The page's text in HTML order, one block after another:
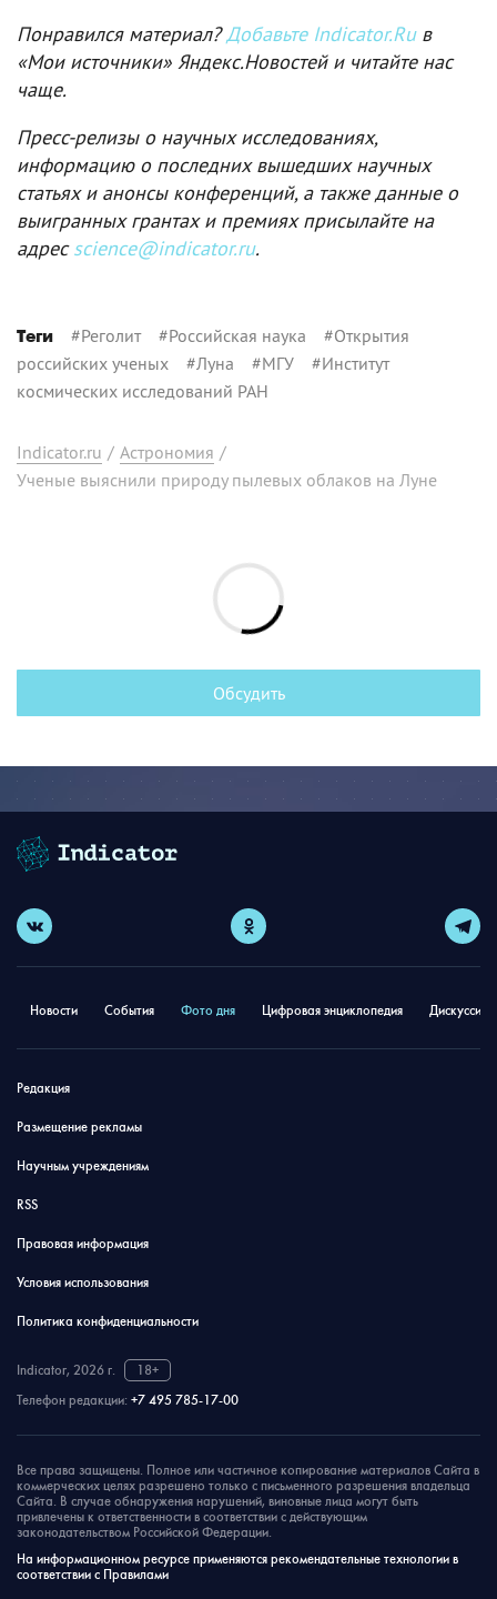
Понравился материал?Добавьте Indicator.Ruв
«Мои источники» Яндекс.Новостей и читайте нас
чаще.
Пресс-релизы о научных исследованиях,
информацию о последних вышедших научных
статьях и анонсы конференций, а также данные о
выигранных грантах и премиях присылайте на
адресscience@indicator.ru.
Теги #Реголит#Российская наука #Открытия
российских ученых #Луна #МГУ #Институт
космических исследований РАН
Indicator.ru / Астрономия /
Ученые выяснили природу пылевых облаков на Луне
Обсудить
Новости События Фото дня Цифровая энциклопедия
Редакция
Размещение рекламы
Научным учреждениям
RSS
Правовая информация
Условия использования
Политика конфиденциальности
Indicator, 2026 г.
18+
Телефон редакции: +7 495 785-17-00
Все права защищены. Полное или частичное копирование материалов Сайта в
коммерческих целях разрешено только с письменного разрешения владельца
Сайта. В случае обнаружения нарушений, виновные лица могут быть
привлечены к ответственности в соответствии с действующим
законодательством Российской Федерации.
На информационном ресурсе применяются рекомендательные технологии в
соответствии с Правилами